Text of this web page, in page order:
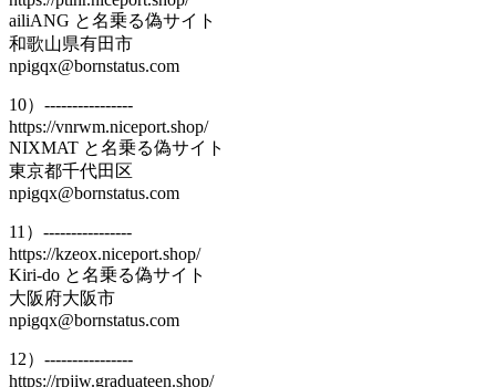
ailiANG と名乗る偽サイト
和歌山県有田市
npigqx@bornstatus.com
10）----------------
https://vnrwm.niceport.shop/
NIXMAT と名乗る偽サイト
東京都千代田区
npigqx@bornstatus.com
11）----------------
https://kzeox.niceport.shop/
Kiri-do と名乗る偽サイト
大阪府大阪市
npigqx@bornstatus.com
12）----------------
https://rpjiw.graduateen.shop/